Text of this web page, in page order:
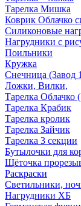
Тарелка Мишка
Коврик Облачко
Силиконовые
Нагрудники с
Поильники
Кружка
Снечница (Завод
Ложки, Вилки,
Тарелка Облачко
Тарелка Крабик
Тарелка кролик
Тарелка Зайчик
Тарелка 3 секции
Бутылочки для
Щёточка
Раскраски
Светильники,
Нагрудники ХБ